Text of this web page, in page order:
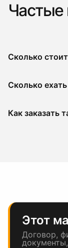
Частые
Сколько
Сколько
Как заказать
Этот
Договор,